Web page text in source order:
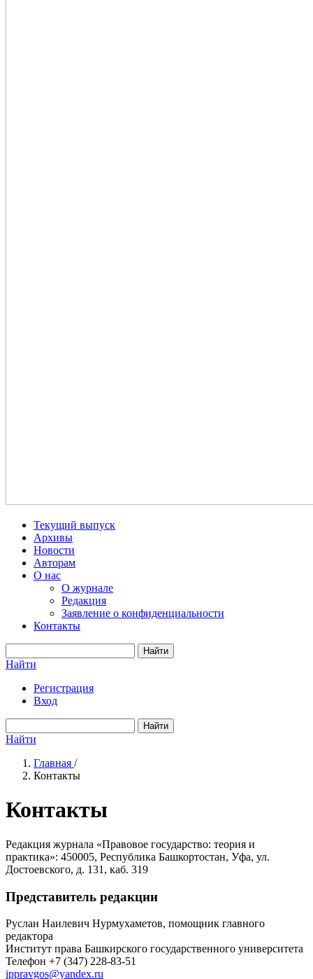
Текущий выпуск
Архивы
Новости
Авторам
О нас
О журнале
Редакция
Заявление о конфиденциальности
Контакты
Найти
Найти
Регистрация
Вход
Найти
Найти
Главная /
Контакты
Контакты
Редакция журнала «Правовое государство: теория и
практика»: 450005, Республика Башкортостан, Уфа, ул.
Достоевского, д. 131, каб. 319
Представитель редакции
Руслан Наилевич Нурмухаметов, помощник главного
редактора
Институт права Башкирского государственного университета
Телефон +7 (347) 228-83-51
ippravgos@yandex.ru